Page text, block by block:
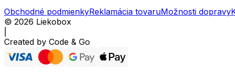
Obchodné podmienkyReklamácia tovaruMožnosti dopravy
© 2026 Liekobox
Created by Code & Go